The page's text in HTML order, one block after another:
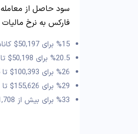
سود حاصل از معامله
فارکس به نرخ
%15 برای 50,197$ کانادا؛
%20.5 برای 50,198$ تا 100,392$ کانادا؛
%26 برای 100,393$ تا 155,625$ کانادا؛
%29 برای 155,626$ تا 221,708$ کانادا؛
%33 برای بیش از 221,708$ کانادا.